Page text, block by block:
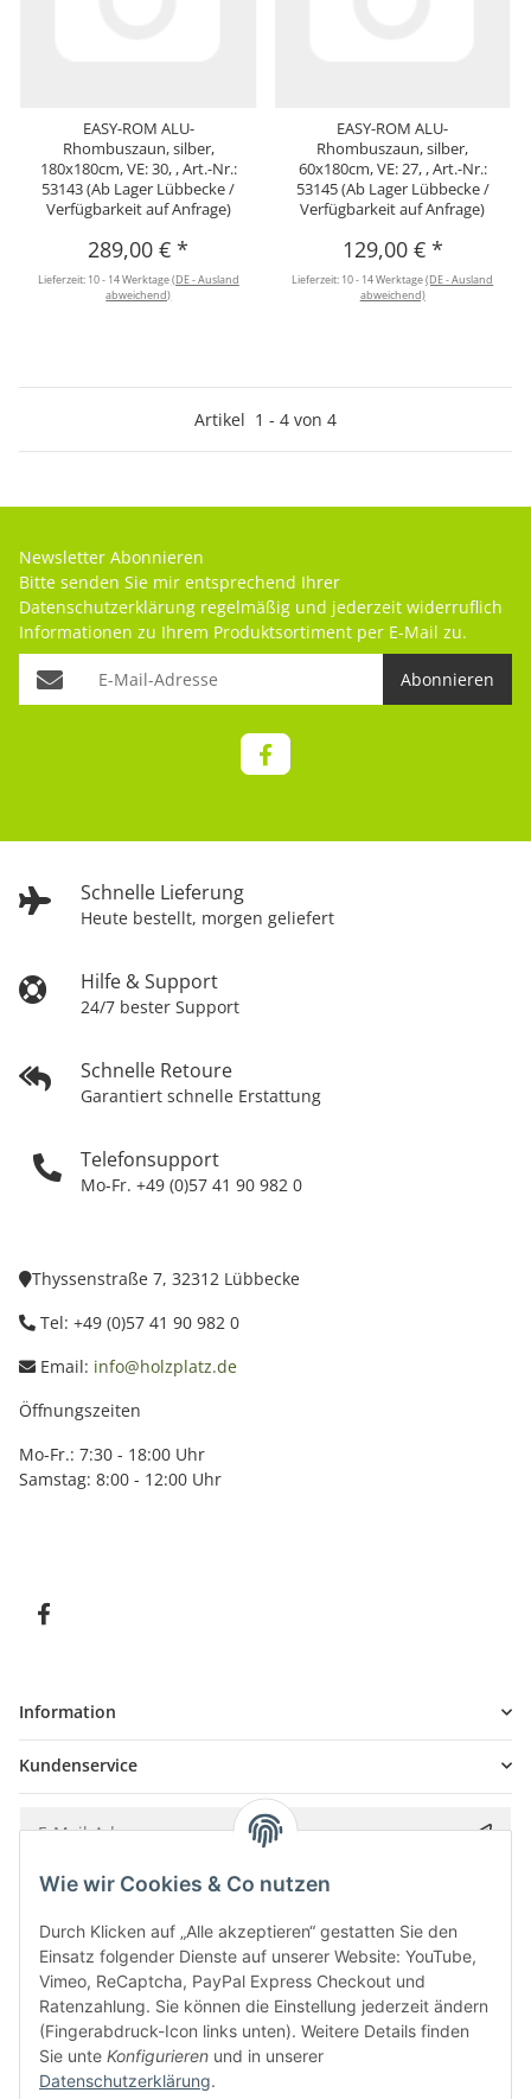
EASY-ROM ALU-
Rhombuszaun, silber,
180x180cm, VE: 30, , Art.-Nr.:
53143 (Ab Lager Lübbecke /
Verfügbarkeit auf Anfrage)
289,00 €*
Lieferzeit: 10 - 14 Werktage(DE - Ausland
abweichend)
EASY-ROM ALU-
Rhombuszaun, silber,
60x180cm, VE: 27, , Art.-Nr.:
53145 (Ab Lager Lübbecke /
Verfügbarkeit auf Anfrage)
129,00 € *
Lieferzeit: 10 - 14 Werktage(DE - Ausland
abweichend)
Artikel 1 - 4 von 4
Schnelle Lieferung
Heute bestellt, morgen geliefert
Hilfe & Support
24/7 bester Support
Schnelle Retoure
Garantiert schnelle Erstattung
Telefonsupport
Mo-Fr. +49 (0)57 41 90 982 0
Newsletter Abonnieren
Bitte senden Sie mir entsprechend Ihrer
Datenschutzerklärung regelmäßig und jederzeit widerruflich
Informationen zu Ihrem Produktsortiment per E-Mail zu.
Abonnieren
Thyssenstraße 7, 32312 Lübbecke
Tel: +49 (0)57 41 90 982 0
Email: info@holzplatz.de
Öffnungszeiten
Mo-Fr.: 7:30 - 18:00 Uhr
Samstag: 8:00 - 12:00 Uhr
Information
Kundenservice
Bitte senden Sie mir entsprechend IhrerDatenschutzerklärung
Wie wir Cookies & Co nutzen
Durch Klicken auf „Alle akzeptieren“ gestatten Sie den
Einsatz folgender Dienste auf unserer Website: YouTube,
Vimeo, ReCaptcha, PayPal Express Checkout und
Ratenzahlung. Sie können die Einstellung jederzeit ändern
(Fingerabdruck-Icon links unten). Weitere Details finden
Sie unte Konfigurieren und in unserer
Datenschutzerklärung.